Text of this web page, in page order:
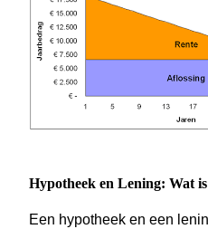
Hypotheek en Lening: Wat
Een hypotheek en een